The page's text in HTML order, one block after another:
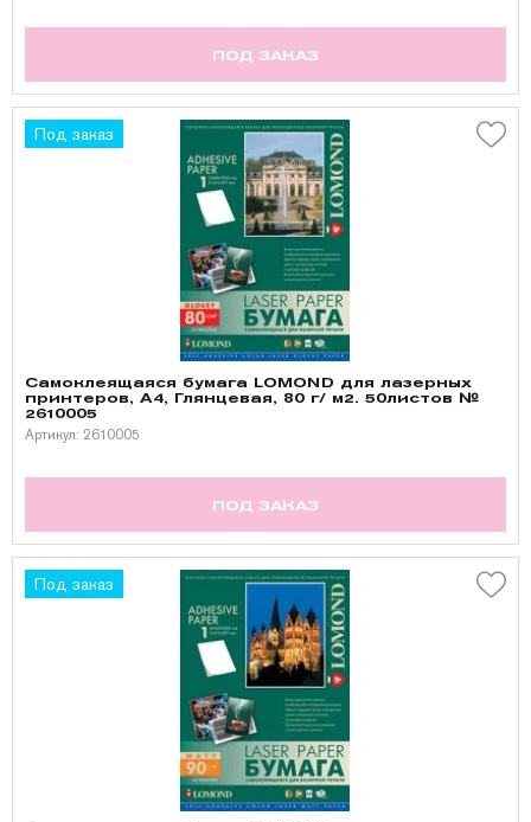
ПОД ЗАКАЗ
Под заказ
Самоклеящаяся бумага LOMOND для лазерных
принтеров, А4, Глянцевая, 80 г/ м2. 50листов №
2610005
Артикул: 2610005
ПОД ЗАКАЗ
Под заказ